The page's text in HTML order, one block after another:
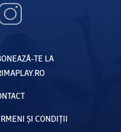
TE LA
ȘI CONDIȚII